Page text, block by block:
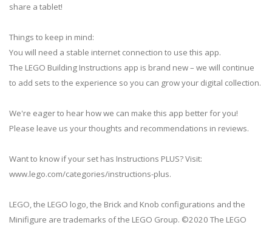
share a tablet!
Things to keep in mind:
You will need a stable internet connection to use this app.
The LEGO Building Instructions app is brand new – we will continue
to add sets to the experience so you can grow your digital collection.
We're eager to hear how we can make this app better for you!
Please leave us your thoughts and recommendations in reviews.
Want to know if your set has Instructions PLUS? Visit:
www.lego.com/categories/instructions-plus.
LEGO, the LEGO logo, the Brick and Knob configurations and the
Minifigure are trademarks of the LEGO Group. ©2020 The LEGO